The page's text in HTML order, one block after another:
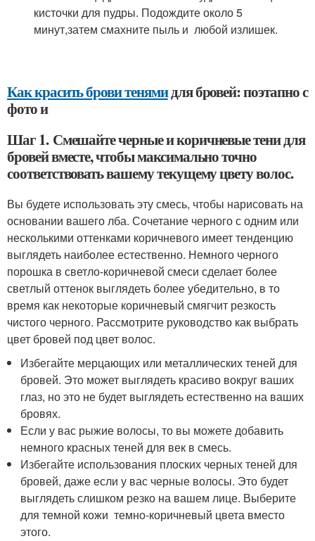
кисточки для пудры. Подождите около 5
минут,затем смахните пыль и любой излишек.
Как красить брови тенямидля бровей: поэтапно с
фото и
Шаг 1. Смешайте черные и коричневые тени для
бровей вместе, чтобы максимально точно
соответствовать вашему текущему цвету волос.
Вы будете использовать эту смесь, чтобы нарисовать на
основании вашего лба. Сочетание черного с одним или
несколькими оттенками коричневого имеет тенденцию
выглядеть наиболее естественно. Немного черного
порошка в светло-коричневой смеси сделает более
светлый оттенок выглядеть более убедительно, в то
время как некоторые коричневый смягчит резкость
чистого черного. Рассмотрите руководство как выбрать
цвет бровей под цвет волос.
Избегайте мерцающих или металлических теней для
бровей. Это может выглядеть красиво вокруг ваших
глаз, но это не будет выглядеть естественно на ваших
бровях.
Если у вас рыжие волосы, то вы можете добавить
немного красных теней для век в смесь.
Избегайте использования плоских черных теней для
бровей, даже если у вас черные волосы. Это будет
выглядеть слишком резко на вашем лице. Выберите
для темной кожи темно-коричневый цвета вместо
этого.